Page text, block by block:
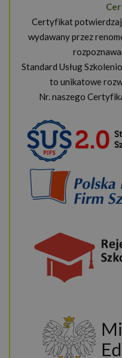
Certyfikat
wydawany przez
Standard Usług
to unikatowe
Nr. naszego